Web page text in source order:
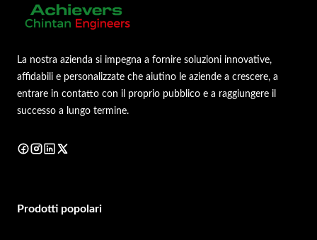
La nostra azienda si impegna a fornire soluzioni innovative,
affidabili e personalizzate che aiutino le aziende a crescere, a
entrare in contatto con il proprio pubblico e a raggiungere il
successo a lungo termine.
Prodotti popolari